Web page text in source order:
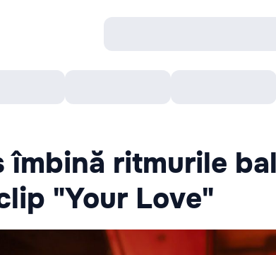
îmbină ritmurile
"Your Love"